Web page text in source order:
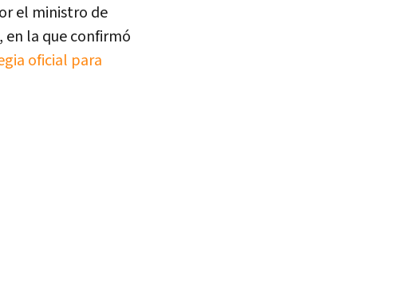
el ministro de
en la que confirmó
oficial para